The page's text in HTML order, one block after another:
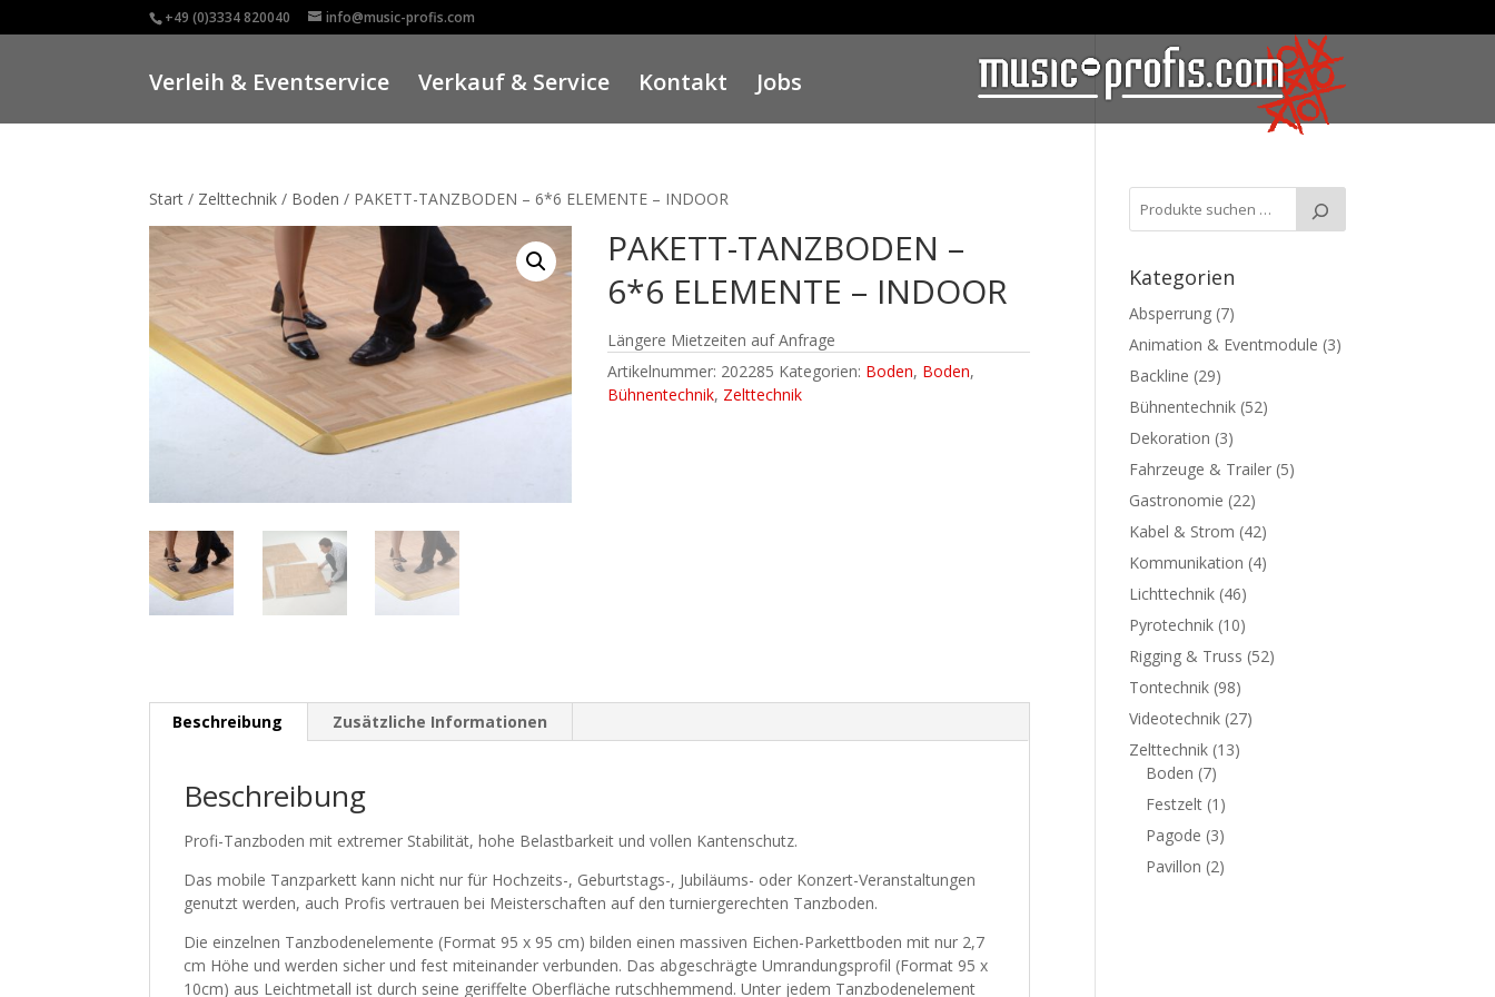
+49 (0)3334 820040 info@music-profis.com
Verleih & Eventservice Verkauf & Service Kontakt Jobs
Start / Zelttechnik / Boden / PAKETT-TANZBODEN – 6*6 ELEMENTE – INDOOR
PAKETT-TANZBODEN –
6*6 ELEMENTE – INDOOR
Längere Mietzeiten auf Anfrage
Artikelnummer: 202285 Kategorien: Boden, Boden,
Bühnentechnik, Zelttechnik
Beschreibung Zusätzliche Informationen
Beschreibung
Profi-Tanzboden mit extremer Stabilität, hohe Belastbarkeit und vollen Kantenschutz.
Das mobile Tanzparkett kann nicht nur für Hochzeits-, Geburtstags-, Jubiläums- oder Konzert-Veranstaltungen
genutzt werden, auch Profis vertrauen bei Meisterschaften auf den turniergerechten Tanzboden.
Die einzelnen Tanzbodenelemente (Format 95 x 95 cm) bilden einen massiven Eichen-Parkettboden mit nur 2,7
cm Höhe und werden sicher und fest miteinander verbunden. Das abgeschrägte Umrandungsprofil (Format 95 x
10cm) aus Leichtmetall ist durch seine geriffelte Oberfläche rutschhemmend. Unter jedem Tanzbodenelement
Kategorien
Absperrung (7)
Animation & Eventmodule (3)
Backline (29)
Bühnentechnik (52)
Dekoration (3)
Fahrzeuge & Trailer (5)
Gastronomie (22)
Kabel & Strom (42)
Kommunikation (4)
Lichttechnik (46)
Pyrotechnik (10)
Rigging & Truss (52)
Tontechnik (98)
Videotechnik (27)
Zelttechnik (13)
Boden (7)
Festzelt (1)
Pagode (3)
Pavillon (2)